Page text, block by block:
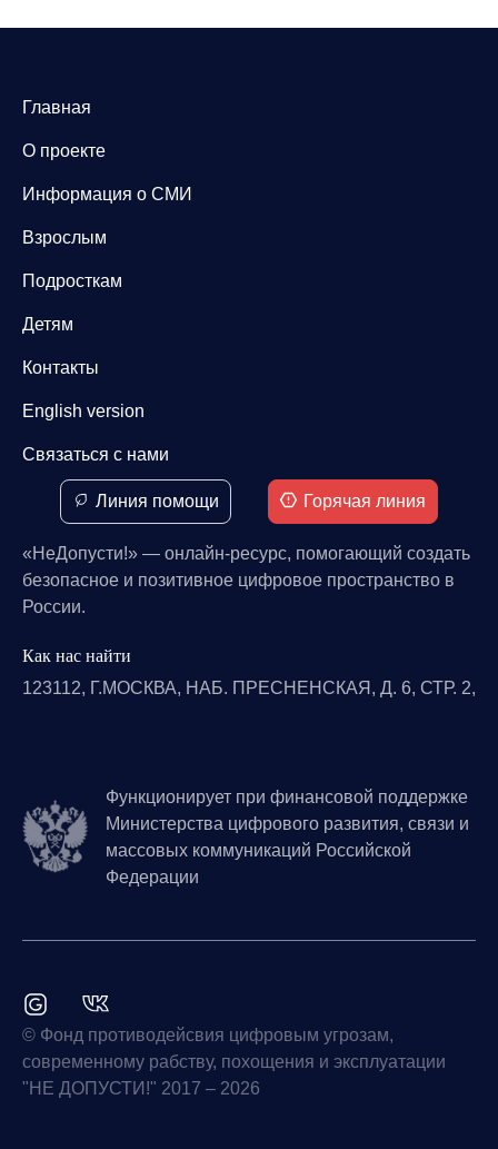
Главная
О проекте
Информация о СМИ
Взрослым
Подросткам
Детям
Контакты
English version
Связаться с нами
Линия помощи Горячая линия
«НеДопусти!» — онлайн-ресурс, помогающий создать
безопасное и позитивное цифровое пространство в
России.
Как нас найти
123112, Г.МОСКВА, НАБ. ПРЕСНЕНСКАЯ, Д. 6, СТР. 2,
Функционирует при финансовой поддержке
Министерства цифрового развития, связи и
массовых коммуникаций Российской
Федерации
© Фонд противодейсвия цифровым угрозам,
современному рабству, похощения и эксплуатации
"НЕ ДОПУСТИ!" 2017 – 2026